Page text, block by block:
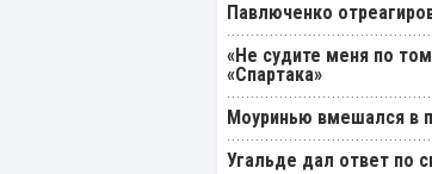
Павлюченко
«Не судите меня по
«Спартака»
Моуринью вмешался в
Угальде дал ответ по